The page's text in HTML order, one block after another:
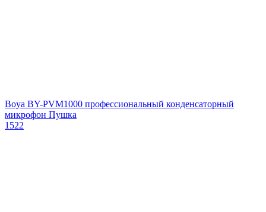
Boya BY-PVM1000 профессиональный конденсаторный
микрофон Пушка
1522